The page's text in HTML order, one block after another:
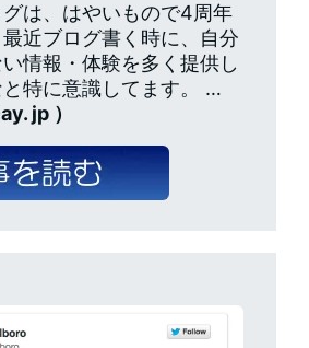
は、はやいもので4周年
近ブログ書く時に、自分
情報・体験を多く提供し
特に意識してます。 …
jp ）